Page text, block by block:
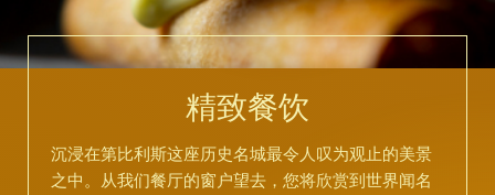
精致餐饮
沉浸在第比利斯这座历史名城最令人叹为观止的美景
之中。从我们餐厅的窗户望去，您将欣赏到世界闻名